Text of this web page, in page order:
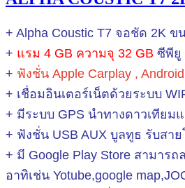
+ Alpha Coustic T7 จอชัด 2K ข
+ แรม 4 GB ความจุ 32 GB ซีพียู
+ ฟังชั่น Apple Carplay ,
+ เชื่อมอินเตอร์เน็ตด้วยระบบ
+ มีระบบ GPS นำทางดาวเทียม
+ ฟังชั่น USB AUX บูลทูธ รับสา
+ มี Google Play Store สามารถ
อาทิเช่น Yotube,google